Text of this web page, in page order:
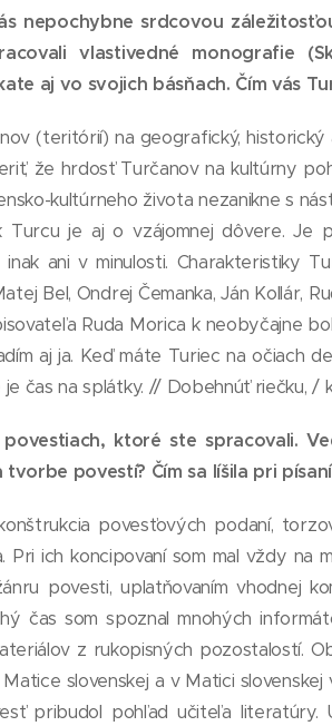
nepochybne srdcovou
vlastivedné monografie
aj vo svojich básňach. Čím vás
(teritórií) na geografický,
že hrdosť Turčanov na kultúrny
kultúrneho života nezanikne s
je aj o vzájomnej dôvere. Je
ani v minulosti. Charakteristiky
Bel, Ondrej Čemanka, Ján Kollár,
Ruda Morica k neobyčajne
aj ja. Keď máte Turiec na očiach
čas na splátky. // Dobehnúť riečku, /
ktoré ste spracovali.
povestí? Čím sa líšila pri
povesťových podaní,
Pri ich koncipovaní som mal vždy na
povesti, uplatňovaním vhodnej
čas som spoznal mnohých
z rukopisných pozostalostí.
slovenskej a v Matici slovenskej
pribudol pohľad učiteľa literatúry.